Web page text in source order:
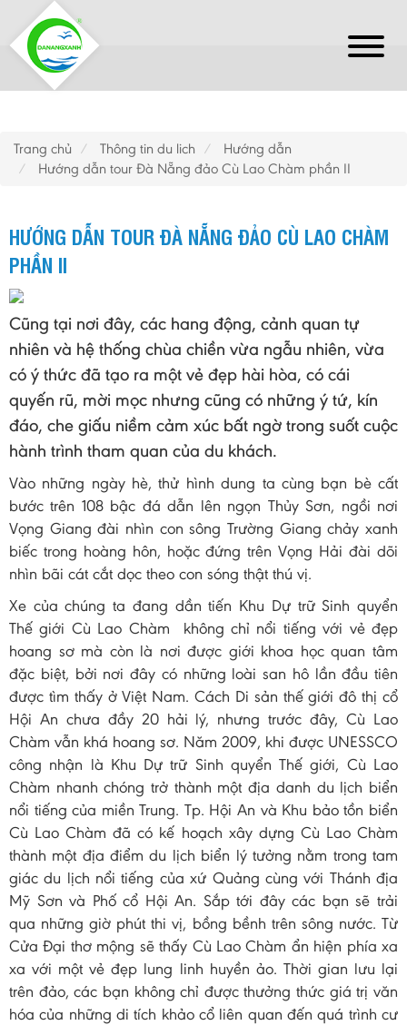
Trang chủ Thông tin du lich
Hướng dẫn
Hướng dẫn tour Đà Nẵng đảo Cù Lao Chàm phần II
HƯỚNG DẪN TOUR ĐÀ NẴNG ĐẢO CÙ LAO CHÀM
PHẦN II
Cũng tại nơi đây, các hang động, cảnh quan tự
nhiên và hệ thống chùa chiền vừa ngẫu nhiên, vừa
có ý thức đã tạo ra một vẻ đẹp hài hòa, có cái
quyến rũ, mời mọc nhưng cũng có những ý tứ, kín
đáo, che giấu niềm cảm xúc bất ngờ trong suốt cuộc
hành trình tham quan của du khách.
Vào những ngày hè, thử hình dung ta cùng bạn bè cất
bước trên 108 bậc đá dẫn lên ngọn Thủy Sơn, ngồi nơi
Vọng Giang đài nhìn con sông Trường Giang chảy xanh
biếc trong hoàng hôn, hoặc đứng trên Vọng Hải đài dõi
nhìn bãi cát cắt dọc theo con sóng thật thú vị.
Xe của chúng ta đang dần tiến Khu Dự trữ Sinh quyển
Thế giới Cù Lao Chàm không chỉ nổi tiếng với vẻ đẹp
hoang sơ mà còn là nơi được giới khoa học quan tâm
đặc biệt, bởi nơi đây có những loài san hô lần đầu tiên
được tìm thấy ở Việt Nam. Cách Di sản thế giới đô thị cổ
Hội An chưa đầy 20 hải lý, nhưng trước đây, Cù Lao
Chàm vẫn khá hoang sơ. Năm 2009, khi được UNESSCO
công nhận là Khu Dự trữ Sinh quyển Thế giới, Cù Lao
Chàm nhanh chóng trở thành một địa danh du lịch biển
nổi tiếng của miền Trung. Tp. Hội An và Khu bảo tồn biển
Cù Lao Chàm đã có kế hoạch xây dựng Cù Lao Chàm
thành một địa điểm du lịch biển lý tưởng nằm trong tam
giác du lịch nổi tiếng của xứ Quảng cùng với Thánh địa
Mỹ Sơn và Phố cổ Hội An. Sắp tới đây các bạn sẽ trải
qua những giờ phút thi vị, bồng bềnh trên sông nước. Từ
Cửa Đại thơ mộng sẽ thấy Cù Lao Chàm ẩn hiện phía xa
xa với một vẻ đẹp lung linh huyền ảo. Thời gian lưu lại
trên đảo, các bạn không chỉ được thưởng thức giá trị văn
hóa của những di tích khảo cổ liên quan đến quá trình cư